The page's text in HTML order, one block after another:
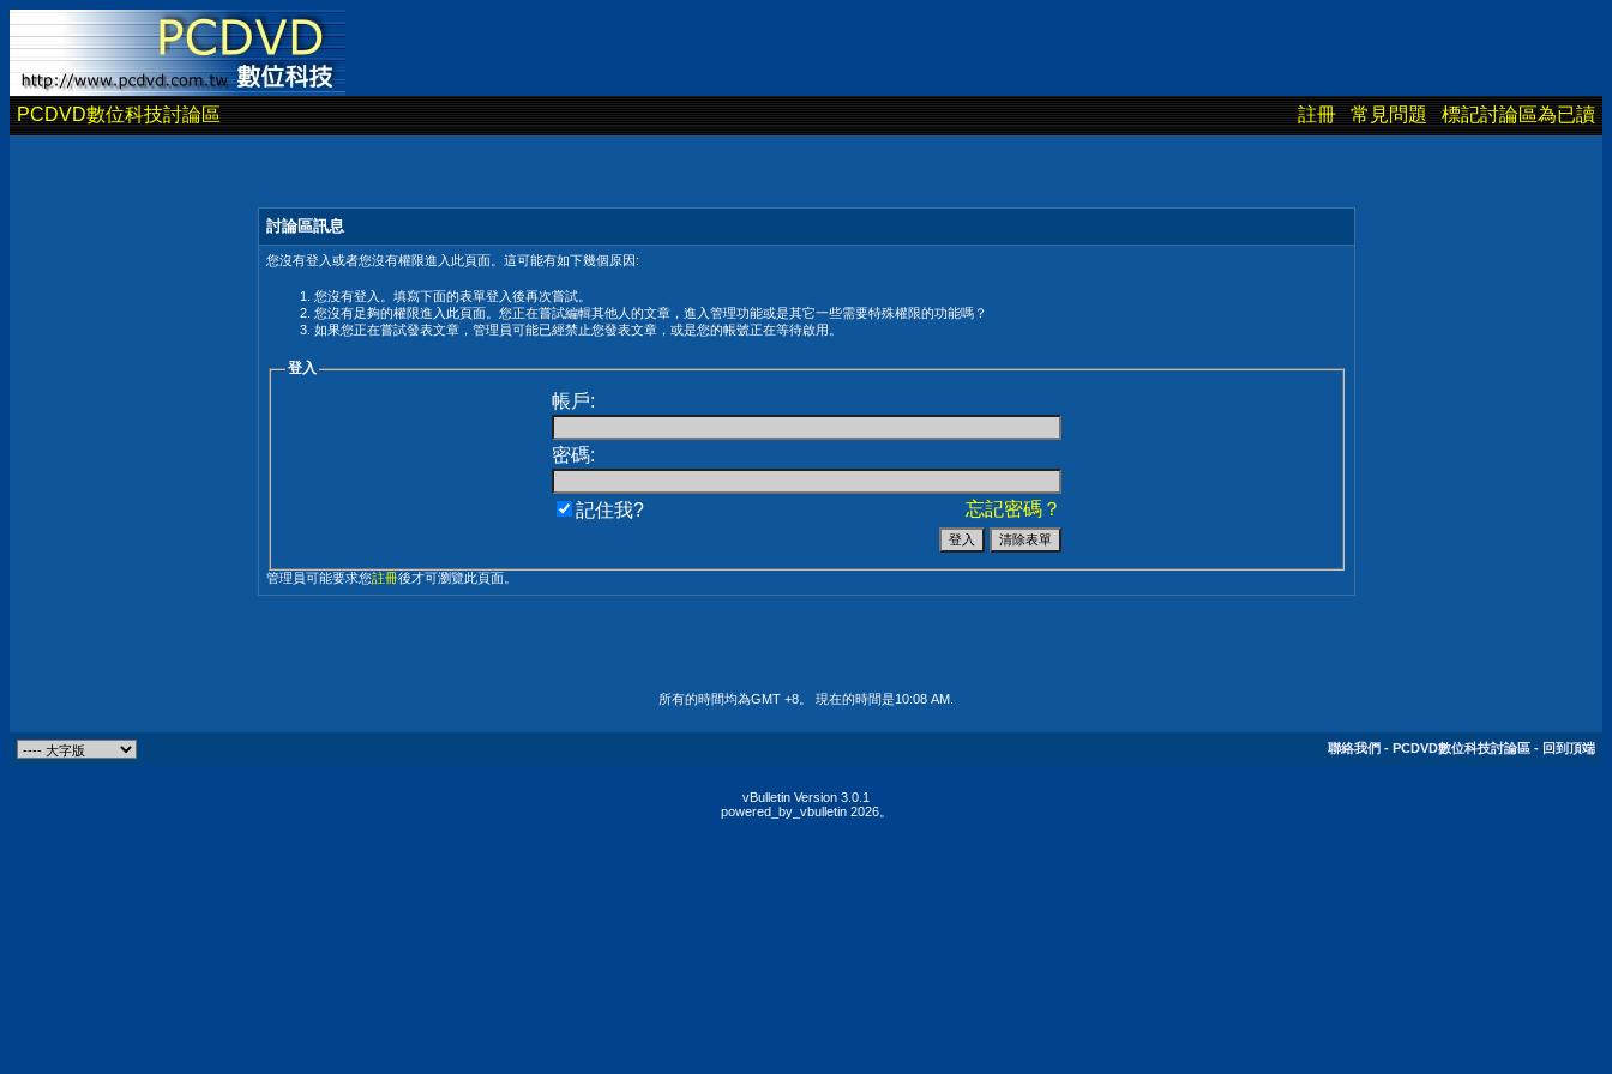
PCDVD數位科技討論區 註冊 常見問題 標記討論區為已讀
討論區訊息
您沒有登入或者您沒有權限進入此頁面。這可能有如下幾個原因:
您沒有登入。填寫下面的表單登入後再次嘗試。
您沒有足夠的權限進入此頁面。您正在嘗試編輯其他人的文章，進入管理功能或是其它一些需要特殊權限的功能嗎？
如果您正在嘗試發表文章，管理員可能已經禁止您發表文章，或是您的帳號正在等待啟用。
登入
帳戶:
密碼:
忘記密碼？
記住我?
管理員可能要求您註冊後才可瀏覽此頁面。
所有的時間均為GMT +8。 現在的時間是10:08 AM
聯絡我們 - PCDVD數位科技討論區 - 回到頂端
vBulletin Version 3.0.1
powered_by_vbulletin 2026。